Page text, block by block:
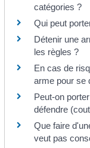
catégories ?
Qui peut
Détenir une
les règles ?
En cas de
arme pour se
Peut-on
défendre
Que faire
veut pas